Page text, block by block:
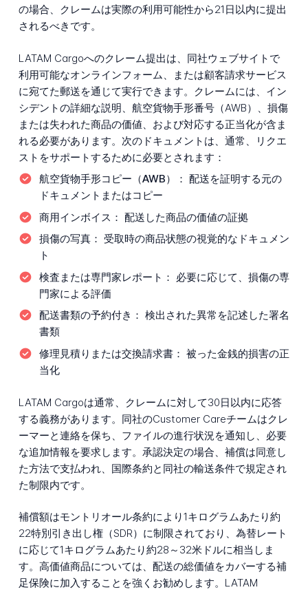
の場合、クレームは実際の利用可能性から21日以内に提出
されるべきです。
LATAM Cargoへのクレーム提出は、同社ウェブサイトで
利用可能なオンラインフォーム、または顧客請求サービス
に宛てた郵送を通じて実行できます。クレームには、イン
シデントの詳細な説明、航空貨物手形番号（AWB）、損傷
または失われた商品の価値、および対応する正当化が含ま
れる必要があります。次のドキュメントは、通常、リクエ
ストをサポートするために必要とされます：
航空貨物手形コピー（AWB）： 配送を証明する元の
ドキュメントまたはコピー
商用インボイス： 配送した商品の価値の証拠
損傷の写真： 受取時の商品状態の視覚的なドキュメン
ト
検査または専門家レポート： 必要に応じて、損傷の専
門家による評価
配送書類の予約付き： 検出された異常を記述した署名
書類
修理見積りまたは交換請求書： 被った金銭的損害の正
当化
LATAM Cargoは通常、クレームに対して30日以内に応答
する義務があります。同社のCustomer Careチームはクレ
ーマーと連絡を保ち、ファイルの進行状況を通知し、必要
な追加情報を要求します。承認決定の場合、補償は同意し
た方法で支払われ、国際条約と同社の輸送条件で規定され
た制限内です。
補償額はモントリオール条約により1キログラムあたり約
22特別引き出し権（SDR）に制限されており、為替レート
に応じて1キログラムあたり約28～32米ドルに相当しま
す。高価値商品については、配送の総価値をカバーする補
足保険に加入することを強くお勧めします。LATAM